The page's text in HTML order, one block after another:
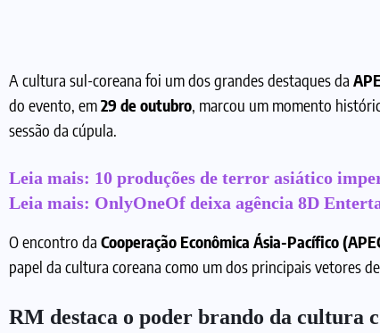
A cultura sul-coreana foi um dos grandes destaques da
do evento, em29 de outubro, marcou um momento
sessão da cúpula.
Leia mais: 10 produções de terror asiático
Leia mais: OnlyOneOf deixa agência 8D
O encontro da Cooperação Econômica Ásia-Pacífico
papel da cultura coreana como um dos principais vetores
RM destaca o poder brando da cultura